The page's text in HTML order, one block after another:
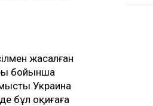
жасалған
бойынша
Украина
бұл оқиғаға